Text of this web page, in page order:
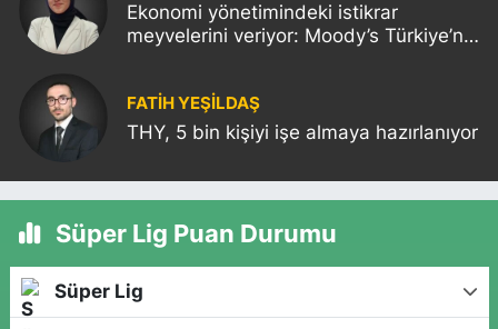
Ekonomi yönetimindeki istikrar
meyvelerini veriyor: Moody’s Türkiye’nin
FATIH YEŞİLDAŞ
THY, 5 bin kişiyi işe almaya hazırlanıyor
Süper Lig Puan Durumu
Süper Lig